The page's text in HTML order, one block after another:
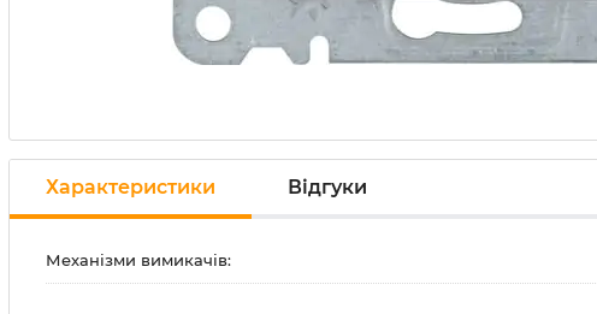
Характеристики Відгуки
Механізми вимикачів: